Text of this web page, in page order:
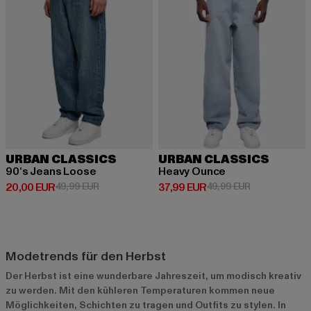
URBAN CLASSICS
90‘s Jeans Loose
20,00 EUR
Derzeitiger Preis: 20,00 EUR
49,99 EURAktionspreis: 49,99 EUR
URBAN CLASSICS
Heavy Ounce
37,99 EUR
Derzeitiger Preis: 37,99 EUR
49,99 EURAktionspreis:
Modetrends für den Herbst
Der Herbst ist eine wunderbare Jahreszeit, um modisch kreativ
zu werden. Mit den kühleren Temperaturen kommen neue
Möglichkeiten, Schichten zu tragen und Outfits zu stylen. In